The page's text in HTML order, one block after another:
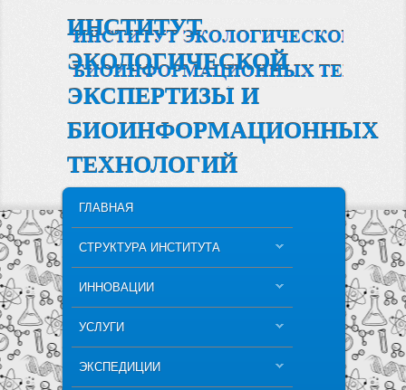
ИНСТИТУТ
ЭКОЛОГИЧЕСКОЙ
ЭКСПЕРТИЗЫ И
БИОИНФОРМАЦИОННЫХ
ТЕХНОЛОГИЙ
SKIP TO PRIMARY CONTENT
SKIP TO SECONDARY CONTENT
ГЛАВНАЯ
СТРУКТУРА ИНСТИТУТА
ИННОВАЦИИ
УСЛУГИ
ЭКСПЕДИЦИИ